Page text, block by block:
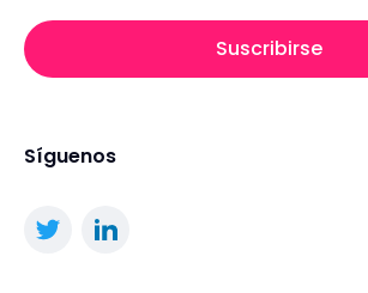
Suscribirse
Síguenos